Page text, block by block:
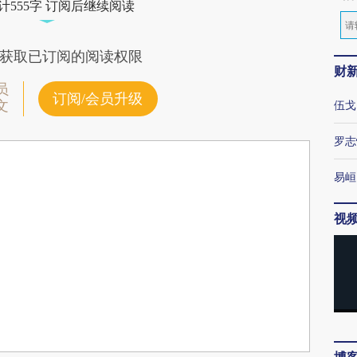
555字 订阅后继续阅读
取已订阅的阅读权限
订阅/会员升级
财
伍戈
罗
易峘
视